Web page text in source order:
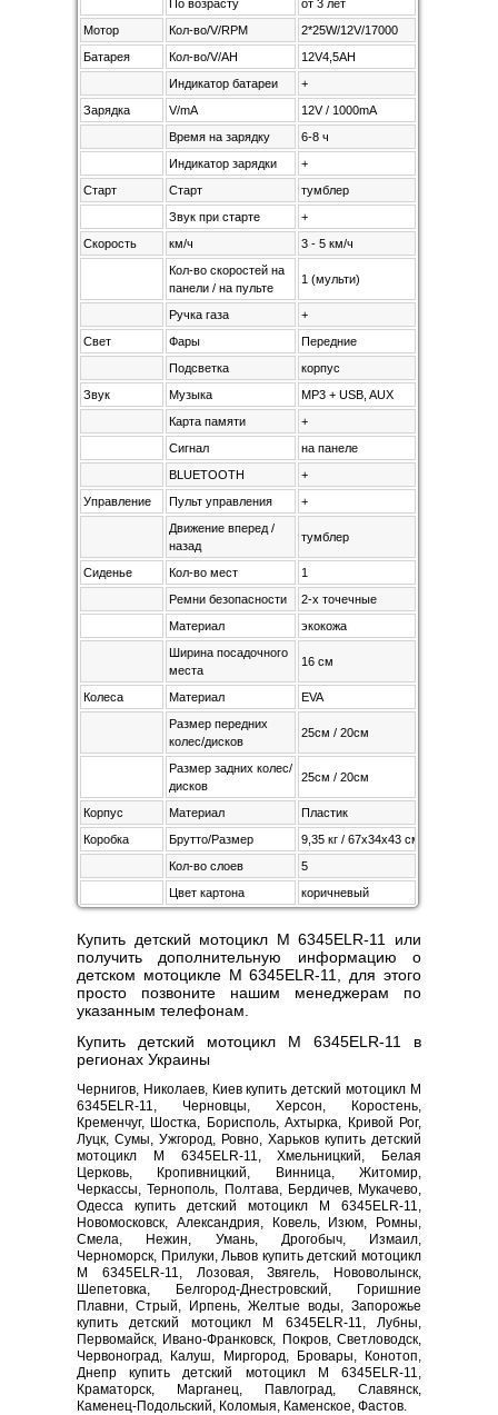
По возрасту
от 3 лет
Мотор
Кол-во/V/RPM
2*25W/12V/17000
Батарея
Кол-во/V/AH
12V4,5AH
Индикатор батареи
+
Зарядка
V/mA
12V / 1000mA
Время на зарядку
6-8 ч
Индикатор зарядки
+
Старт
Старт
тумблер
Звук при старте
+
Скорость
км/ч
3 - 5 км/ч
Кол-во скоростей на
панели / на пульте
1 (мульти)
Ручка газа
+
Свет
Фары
Передние
Подсветка
корпус
Звук
Музыка
MP3 + USB, AUX
Карта памяти
+
Сигнал
на панеле
BLUETOOTH
+
Управление
Пульт управления
+
Движение вперед /
назад
тумблер
Сиденье Кол-во мест
1
Ремни безопасности
2-х точечные
Материал
экокожа
Ширина посадочного
места
16 см
Колеса Материал
EVA
Размер передних
колес/дисков
25см / 20см
Размер задних колес/
дисков
25см / 20см
Корпус Материал
Пластик
Коробка
Брутто/Размер
9,35 кг / 67х34х43 см
Кол-во слоев
5
Цвет картона
коричневый
Купить детский мотоцикл M 6345ELR-11 или
получить дополнительную информацию о
детском мотоцикле M 6345ELR-11, для этого
просто позвоните нашим менеджерам по
указанным телефонам.
Купить детский мотоцикл M 6345ELR-11 в
регионах Украины
Чернигов, Николаев, Киев купить детский мотоцикл M
6345ELR-11, Черновцы, Херсон, Коростень,
Кременчуг, Шостка, Борисполь, Ахтырка, Кривой Рог,
Луцк, Сумы, Ужгород, Ровно, Харьков купить детский
мотоцикл M 6345ELR-11, Хмельницкий, Белая
Церковь, Кропивницкий, Винница, Житомир,
Черкассы, Тернополь, Полтава, Бердичев, Мукачево,
Одесса купить детский мотоцикл M 6345ELR-11,
Новомосковск, Александрия, Ковель, Изюм, Ромны,
Смела, Нежин, Умань, Дрогобыч, Измаил,
Черноморск, Прилуки, Львов купить детский мотоцикл
M 6345ELR-11, Лозовая, Звягель, Нововолынск,
Шепетовка, Белгород-Днестровский, Горишние
Плавни, Стрый, Ирпень, Желтые воды, Запорожье
купить детский мотоцикл M 6345ELR-11, Лубны,
Первомайск, Ивано-Франковск, Покров, Светловодск,
Червоноград, Калуш, Миргород, Бровары, Конотоп,
Днепр купить детский мотоцикл M 6345ELR-11,
Краматорск, Марганец, Павлоград, Славянск,
Каменец-Подольский, Коломыя, Каменское, Фастов.